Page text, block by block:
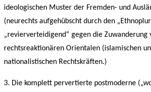
ideologischen Muster der Fremden- und
(neurechts aufgehübscht durch den
„revierverteidigend“ gegen die Zuwanderung
rechtsreaktionären Orientalen (islamischen
nationalistischen Rechtskräften.)
3. Die komplett pervertierte postmoderne